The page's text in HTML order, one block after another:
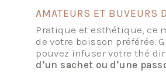
AMATEURS ET BUVEURS
Pratique et esthétique, ce
de votre boisson préférée.
pouvez infuser votre thé
d’un sachet ou d’une